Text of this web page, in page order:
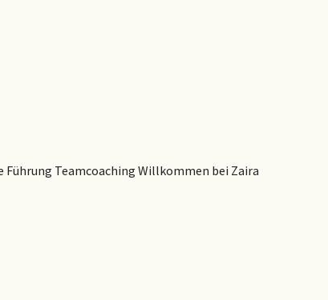
Führung Teamcoaching Willkommen bei Zaira